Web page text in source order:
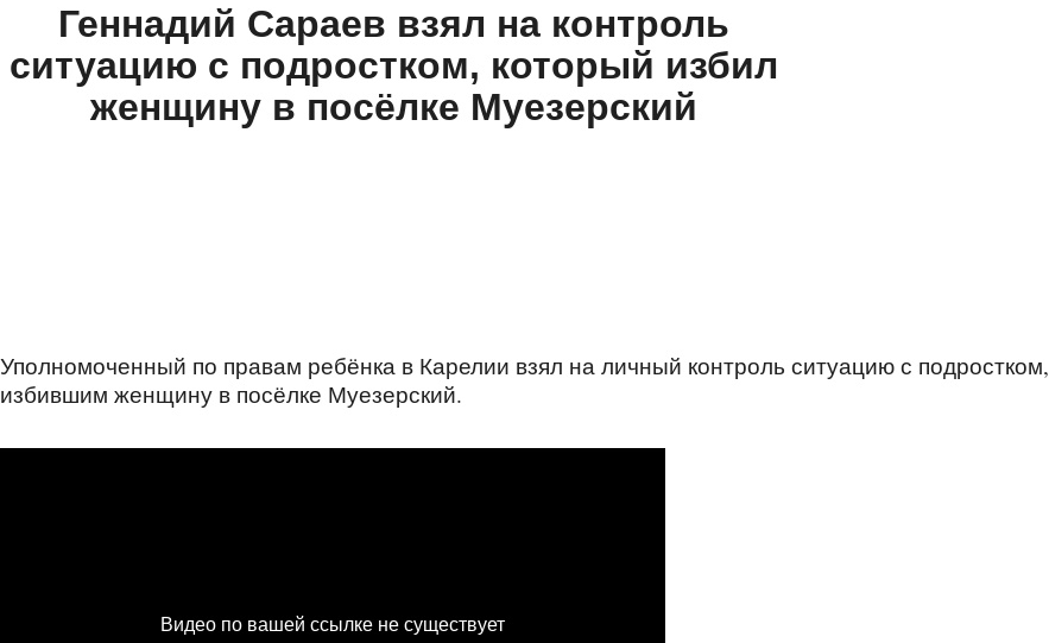
Геннадий Сараев взял на контроль
ситуацию с подростком, который избил
женщину в посёлке Муезерский
Уполномоченный по правам ребёнка в Карелии взял на личный контроль ситуацию с подростком,
избившим женщину в посёлке Муезерский.